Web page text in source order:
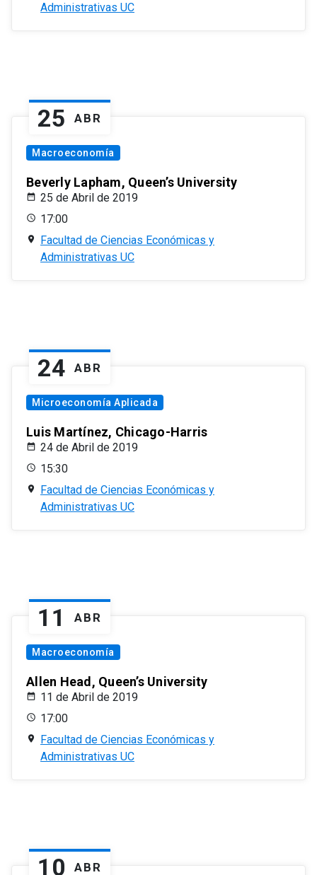
Administrativas UC
25 ABR
Macroeconomía
Beverly Lapham, Queen’s University
25 de Abril de 2019
17:00
Facultad de Ciencias Económicas y
Administrativas UC
24 ABR
Microeconomía Aplicada
Luis Martínez, Chicago-Harris
24 de Abril de 2019
15:30
Facultad de Ciencias Económicas y
Administrativas UC
11 ABR
Macroeconomía
Allen Head, Queen’s University
11 de Abril de 2019
17:00
Facultad de Ciencias Económicas y
Administrativas UC
10 ABR